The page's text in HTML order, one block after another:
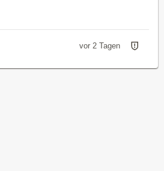
vor 2 Tagen